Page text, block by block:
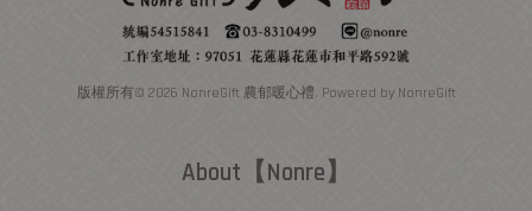
版權所有© 2026 NonreGift 農郁暖心禮. Powered by NonreGift
About【Nonre】